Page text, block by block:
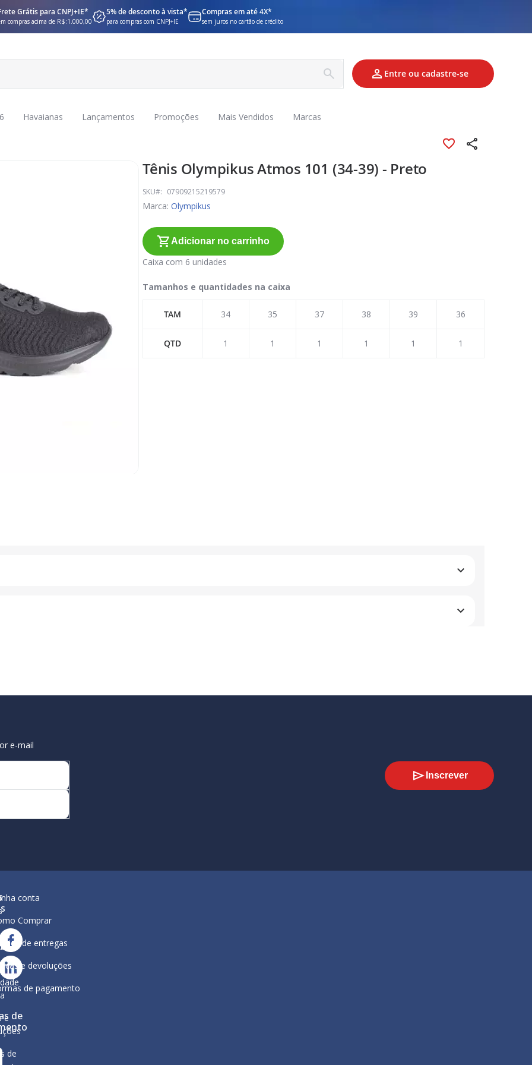
Grátis para CNPJ+IE*
compras acima de R$:1.000,00
5% de desconto à vista*
para compras com CNPJ+IE
Compras em até 4X*
sem juros no cartão de crédito
Entre ou cadastre-se
Havaianas Lançamentos Promoções Mais Vendidos Marcas
Tênis Olympikus Atmos 101 (34-39) - Preto
SKU 07909215219579
Marca: Olympikus
Adicionar no carrinho
Caixa com 6 unidades
Tamanhos e quantidades na caixa
TAM 34 35 37 38 39 36
QTD 1 1 1 1 1 1
e-mail
Inscrever
e
de
de
de
conta
Comprar
de entregas
e devoluções
de pagamento